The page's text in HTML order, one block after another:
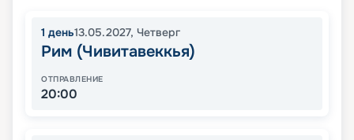
1 день13.05.2027, Четверг
Рим (Чивитавеккья)
ОТПРАВЛЕНИЕ
20:00